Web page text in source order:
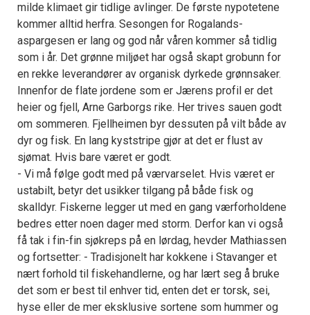
milde klimaet gir tidlige avlinger. De første nypotetene
kommer alltid herfra. Sesongen for Rogalands-
aspargesen er lang og god når våren kommer så tidlig
som i år. Det grønne miljøet har også skapt grobunn for
en rekke leverandører av organisk dyrkede grønnsaker.
Innenfor de flate jordene som er Jærens profil er det
heier og fjell, Arne Garborgs rike. Her trives sauen godt
om sommeren. Fjellheimen byr dessuten på vilt både av
dyr og fisk. En lang kyststripe gjør at det er flust av
sjømat. Hvis bare været er godt.
- Vi må følge godt med på værvarselet. Hvis været er
ustabilt, betyr det usikker tilgang på både fisk og
skalldyr. Fiskerne legger ut med en gang værforholdene
bedres etter noen dager med storm. Derfor kan vi også
få tak i fin-fin sjøkreps på en lørdag, hevder Mathiassen
og fortsetter: - Tradisjonelt har kokkene i Stavanger et
nært forhold til fiskehandlerne, og har lært seg å bruke
det som er best til enhver tid, enten det er torsk, sei,
hyse eller de mer eksklusive sortene som hummer og